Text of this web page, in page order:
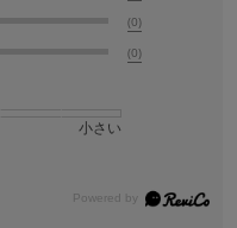
(0)
(0)
小さい